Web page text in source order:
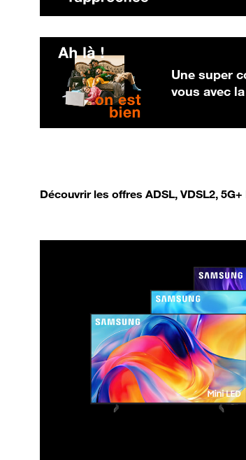
Une super
vous avec
Découvrir les offres ADSL, VDSL2,